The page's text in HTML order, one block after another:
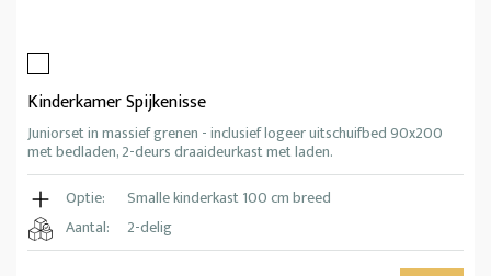
Kinderkamer Spijkenisse
Juniorset in massief grenen - inclusief logeer uitschuifbed 90x200
met bedladen, 2-deurs draaideurkast met laden.
Optie:
Smalle kinderkast 100 cm breed
Aantal:
2-delig